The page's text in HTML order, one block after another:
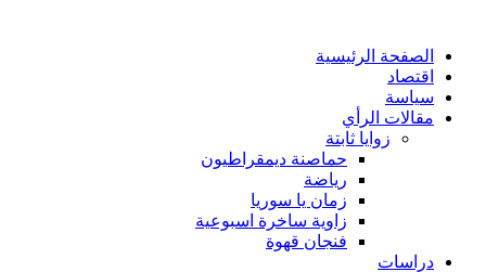
الصفحة الرئيسية
اقتصاد
سياسة
مقالات الرأي
زوايا ثابتة
حماصنة ديمقراطيون
رياضة
زمان يا سوريا
زاوية ساخرة اسبوعية
فنجان قهوة
دراسات